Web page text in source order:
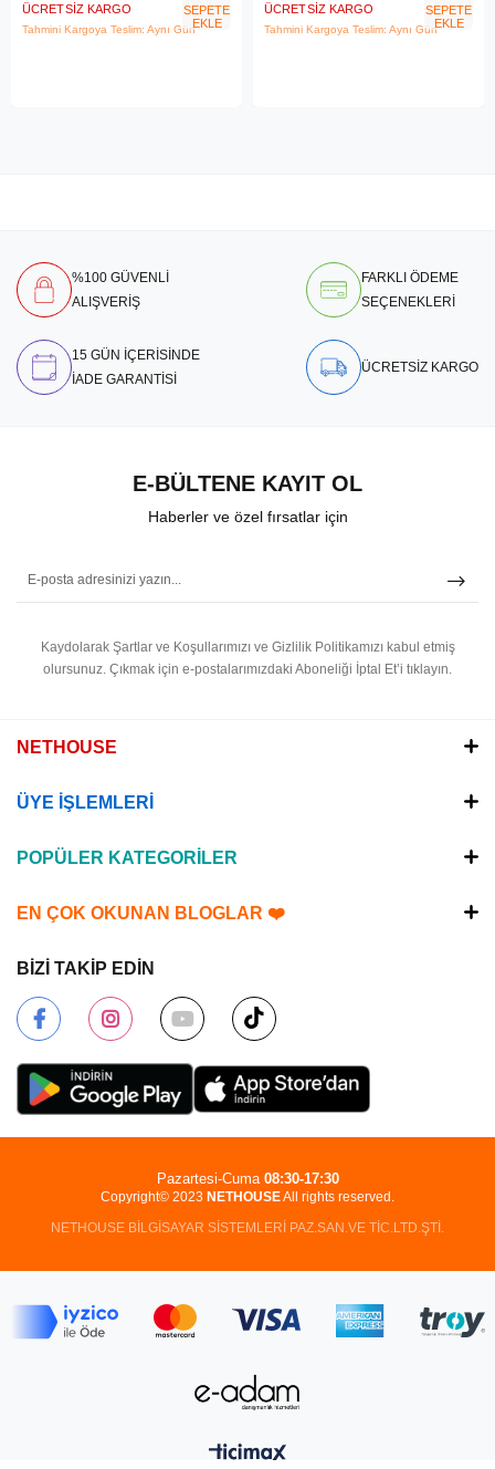
ÜCRETSIZ KARGO
Tahmini Kargoya Teslim: Aynı Gün
SEPETE
EKLE
ÜCRETSIZ KARGO
Tahmini Kargoya Teslim: Aynı Gün
SEPETE
EKLE
%100 GÜVENLİ
ALIŞVERİŞ
FARKLI ÖDEME
SEÇENEKLERİ
15 GÜN İÇERİSİNDE
İADE GARANTİSİ
ÜCRETSİZ KARGO
E-BÜLTENE KAYIT OL
Haberler ve özel fırsatlar için
Kaydolarak Şartlar ve Koşullarımızı ve Gizlilik Politikamızı kabul etmiş
olursunuz. Çıkmak için e-postalarımızdaki Aboneliği İptal Et’i tıklayın.
NETHOUSE
ÜYE İŞLEMLERİ
POPÜLER KATEGORİLER
EN ÇOK OKUNAN BLOGLAR ❤️
BİZİ TAKİP EDİN
Copyright© 2023 NETHOUSEAll rights reserved.
NETHOUSE BİLGİSAYAR SİSTEMLERİ PAZ.SAN.VE TİC.LTD.ŞTİ.
Pazartesi-Cuma 08:30-17:30